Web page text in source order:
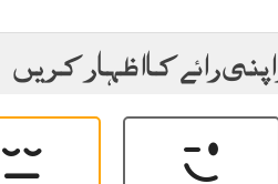
رائے کا اظہار کریں